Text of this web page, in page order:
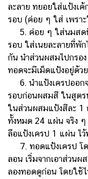
ละลาย ทยอยใส่แป้งเ
รอบ (ค่อย ๆ ใส่ เพรา
5. ค่อย ๆ ใส่นมสดที่
รอบ ใส่เนยละลายที่พั
กัน นำส่วนผสมไปกรอง
ทอดจะมีเม็ดแป้งอยู่ด้ว
6. นำแป้งเครปออกจ
รอบก่อนผสมสี ในสูตร
ในส่วนผสมแป้งสีละ 1
ทั้งหมด 24 แผ่น จริง ๆ
ลือแป้งเครป 1 แผ่น ไ
7. ทอดแป้งเครป โด
ลอน เริ่มจากเอาส่วนผ
ลองทอดดูก่อน โดยใช้